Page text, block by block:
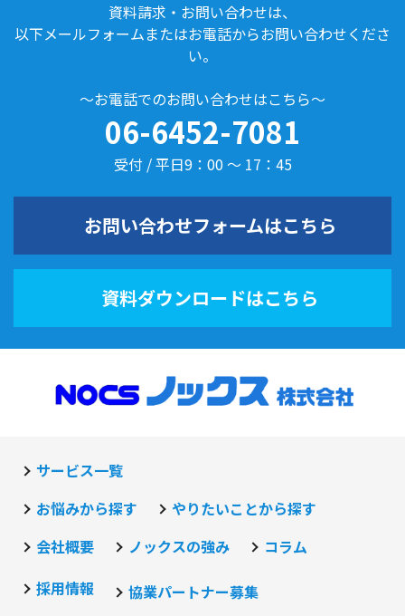
資料請求・お問い合わせは、
以下メールフォームまたはお電話からお問い合わせくださ
い。
～お電話でのお問い合わせはこちら～
06-6452-7081
受付 / 平日9：00 ～ 17：45
お問い合わせフォームはこちら
資料ダウンロードはこちら
サービス一覧
お悩みから探す
やりたいことから探す
会社概要
ノックスの強み
コラム
採用情報
協業パートナー募集